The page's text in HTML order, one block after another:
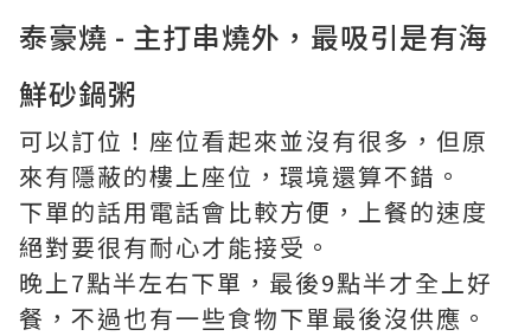
泰豪燒 - 主打串燒外，最吸引是有海
鮮砂鍋粥
可以訂位！座位看起來並沒有很多，但原
來有隱蔽的樓上座位，環境還算不錯。
下單的話用電話會比較方便，上餐的速度
絕對要很有耐心才能接受。
晚上7點半左右下單，最後9點半才全上好
餐，不過也有一些食物下單最後沒供應。